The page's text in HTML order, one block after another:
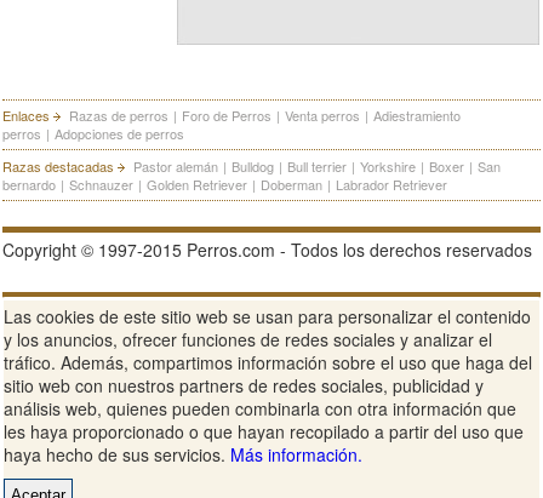
Enlaces Razas de perros | Foro de Perros | Venta perros | Adiestramiento
perros | Adopciones de perros
Razas destacadas
Pastor alemán | Bulldog | Bull terrier | Yorkshire | Boxer | San
bernardo | Schnauzer | Golden Retriever | Doberman | Labrador Retriever
Copyright © 1997-2015 Perros.com - Todos los derechos reservados
Publicidad en Perros.com | Contacte | Aviso Legal Política de
privacidad | Condiciones de uso
Ver sitio web completo
Las cookies de este sitio web se usan para personalizar el contenido
y los anuncios, ofrecer funciones de redes sociales y analizar el
tráfico. Además, compartimos información sobre el uso que haga del
sitio web con nuestros partners de redes sociales, publicidad y
análisis web, quienes pueden combinarla con otra información que
les haya proporcionado o que hayan recopilado a partir del uso que
haya hecho de sus servicios. Más información.